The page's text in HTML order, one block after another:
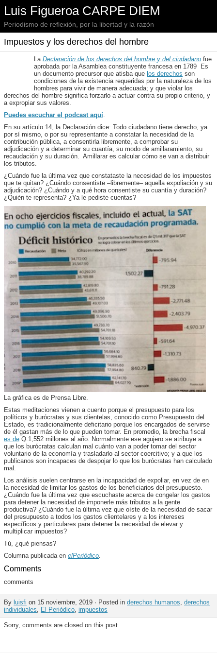
Luis Figueroa CARPE DIEM
Periodismo de reflexión, por la libertad y la razón
Impuestos y los derechos del hombre
La Declaración de los derechos del hombre y del ciudadano fue
aprobada por la Asamblea constituyente francesa en 1789 Es
un documento precursor que atisba que los derechos son
condiciones de la existencia requeridas por la naturaleza de los
hombres para vivir de manera adecuada; y que violar los
derechos del hombre significa forzarlo a actuar contra su propio criterio, y
a expropiar sus valores.
Puedes escuchar el podcast aquí.
En su artículo 14, la Declaración dice: Todo ciudadano tiene derecho, ya
por sí mismo, o por su representante a constatar la necesidad de la
contribución pública, a consentirla libremente, a comprobar su
adjudicación y a determinar su cuantía, su modo de amillaramiento, su
recaudación y su duración. Amillarar es calcular cómo se van a distribuir
los tributos.
¿Cuándo fue la última vez que constataste la necesidad de los impuestos
que te quitan? ¿Cuándo consentiste –libremente– aquella expoliación y su
adjudicación? ¿Cuándo y a qué hora consentiste su cuantía y duración?
¿Quién te representa? ¿Ya le pediste cuentas?
La gráfica es de Prensa Libre.
Estas meditaciones vienen a cuento porque el presupuesto para los
políticos y burócratas y sus clientelas, conocido como Presupuesto del
Estado, es tradicionalmente deficitario porque los encargados de servirse
de él gastan más de lo que pueden tomar. En promedio, la brecha fiscal
es de Q.1,552 millones al año. Normalmente ese agujero se atribuye a
que los burócratas calculan mal cuánto van a poder tomar del sector
voluntario de la economía y trasladarlo al sector coercitivo; y a que los
publicanos son incapaces de despojar lo que los burócratas han calculado
mal.
Los análisis suelen centrarse en la incapacidad de expoliar, en vez de en
la necesidad de limitar los gastos de los beneficiarios del presupuesto.
¿Cuándo fue la última vez que escuchaste acerca de congelar los gastos
para detener la necesidad de imponerle más tributos a la gente
productiva? ¿Cuándo fue la última vez que oíste de la necesidad de sacar
del presupuesto a todos los gastos clientelares y a los intereses
específicos y particulares para detener la necesidad de elevar y
multiplicar impuestos?
Tú, ¿qué piensas?
Columna publicada en elPeriódico.
Comments
comments
By luisfi on 15 noviembre, 2019 · Posted in derechos humanos, derechos
individuales, El Periódico, impuestos
Sorry, comments are closed on this post.